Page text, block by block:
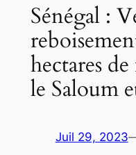
Sénégal :
hectares
le Saloum
Juil 29, 2023